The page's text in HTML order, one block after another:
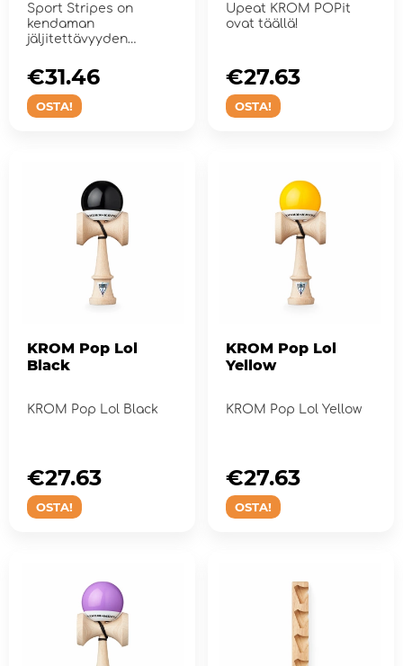
Sport Stripes on
kendaman
jäljitettävyyden
OSTA!
€31.46
Upeat KROM POPit
ovat täällä!
OSTA!
€27.63
KROM Pop Lol
Black
KROM Pop Lol Black
OSTA!
€27.63
KROM Pop Lol
Yellow
KROM Pop Lol Yellow
OSTA!
€27.63